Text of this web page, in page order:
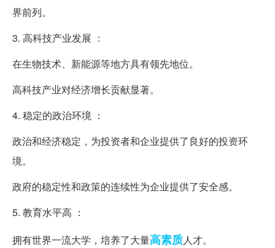
界前列。
3. 高科技产业发展 ：
在生物技术、新能源等地方具有领先地位。
高科技产业对经济增长贡献显著。
4. 稳定的政治环境 ：
政治和经济稳定，为投资者和企业提供了良好的投资环
境。
政府的稳定性和政策的连续性为企业提供了安全感。
5. 教育水平高 ：
拥有世界一流大学，培养了大量高素质人才。